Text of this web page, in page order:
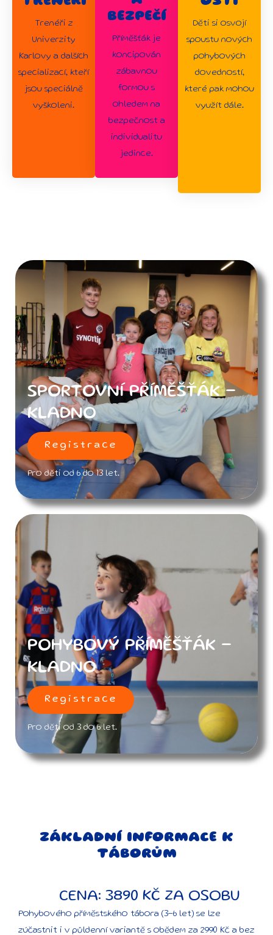
Trenéři z
Univerzity
Karlovy a dalších
specializací, kteří
jsou speciálně
vyškoleni.
BEZPEČÍ
Příměšťák je
koncipován
zábavnou
formou s
ohledem na
bezpečnost a
individualitu
jedince.
Děti si osvojí
spoustu nových
pohybových
dovedností,
které pak mohou
využít dále.
SPORTOVNÍ PŘÍMĚŠŤÁK -
KLADNO
Registrace
Pro děti od 6 do 13 let.
POHYBOVÝ PŘÍMĚŠŤÁK -
KLADNO
Registrace
Pro děti od 3 do 6 let.
ZÁKLADNÍ INFORMACE K
TÁBORŮM
CENA: 3890 KČ ZA OSOBU
Pohybového příměstského tábora (3-6 let) se lze
zúčastnit i v půldenní variantě s obědem za 2990 Kč a bez